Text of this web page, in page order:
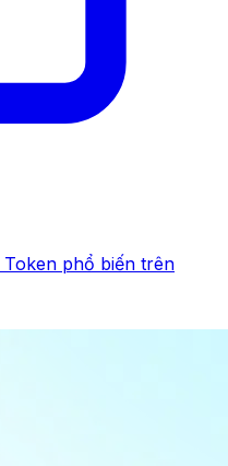
Token phổ biến trên